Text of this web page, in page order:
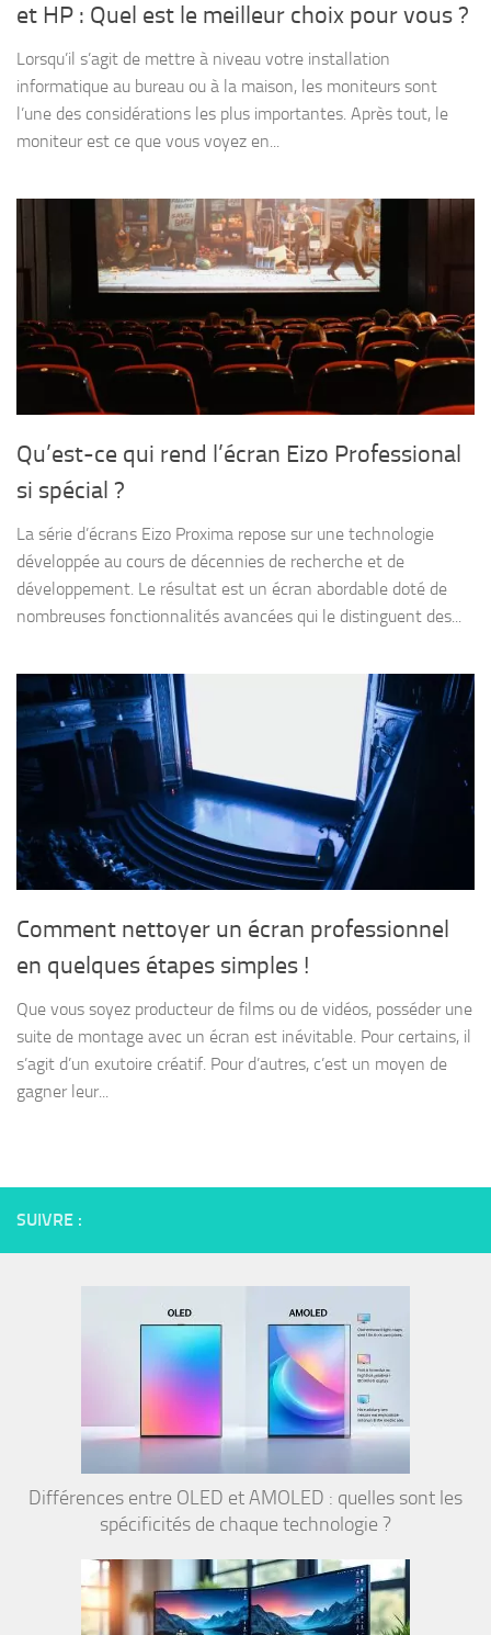
et HP : Quel est le meilleur choix pour vous ?
Lorsqu’il s’agit de mettre à niveau votre installation
informatique au bureau ou à la maison, les moniteurs sont
l’une des considérations les plus importantes. Après tout, le
moniteur est ce que vous voyez en...
Qu’est-ce qui rend l’écran Eizo Professional
si spécial ?
La série d’écrans Eizo Proxima repose sur une technologie
développée au cours de décennies de recherche et de
développement. Le résultat est un écran abordable doté de
nombreuses fonctionnalités avancées qui le distinguent des...
Comment nettoyer un écran professionnel
en quelques étapes simples !
Que vous soyez producteur de films ou de vidéos, posséder une
suite de montage avec un écran est inévitable. Pour certains, il
s’agit d’un exutoire créatif. Pour d’autres, c’est un moyen de
gagner leur...
SUIVRE :
Différences entre OLED et AMOLED : quelles sont les
spécificités de chaque technologie ?